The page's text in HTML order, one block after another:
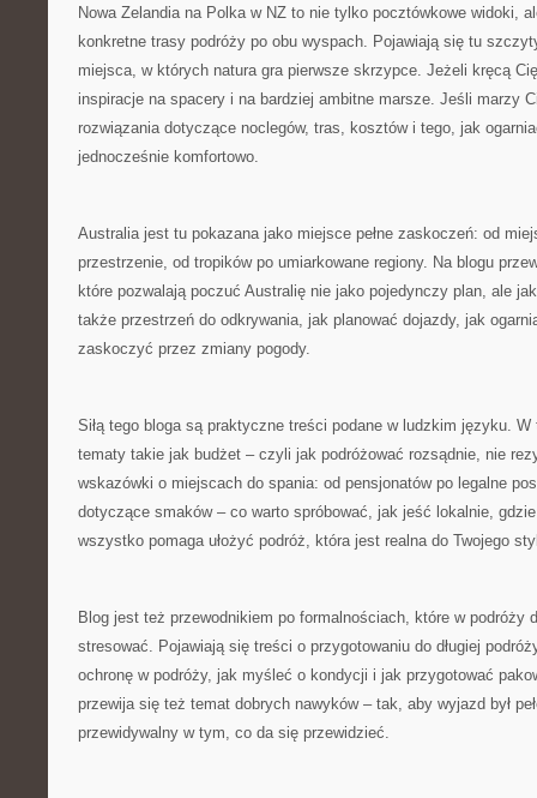
Nowa Zelandia na Polka w NZ to nie tylko pocztówkowe widoki,
konkretne trasy podróży po obu wyspach. Pojawiają się tu
miejsca, w których natura gra pierwsze skrzypce. Jeżeli kręcą
inspiracje na spacery i na bardziej ambitne marsze. Jeśli marzy
rozwiązania dotyczące noclegów, tras, kosztów i tego, jak
jednocześnie komfortowo.
Australia jest tu pokazana jako miejsce pełne zaskoczeń: od
przestrzenie, od tropików po umiarkowane regiony. Na blogu
które pozwalają poczuć Australię nie jako pojedynczy plan, ale
także przestrzeń do odkrywania, jak planować dojazdy, jak
zaskoczyć przez zmiany pogody.
Siłą tego bloga są praktyczne treści podane w ludzkim języku.
tematy takie jak budżet – czyli jak podróżować rozsądnie, nie
wskazówki o miejscach do spania: od pensjonatów po legalne
dotyczące smaków – co warto spróbować, jak jeść lokalnie,
wszystko pomaga ułożyć podróż, która jest realna do Twojego
Blog jest też przewodnikiem po formalnościach, które w podróży
stresować. Pojawiają się treści o przygotowaniu do długiej
ochronę w podróży, jak myśleć o kondycji i jak przygotować
przewija się też temat dobrych nawyków – tak, aby wyjazd był
przewidywalny w tym, co da się przewidzieć.